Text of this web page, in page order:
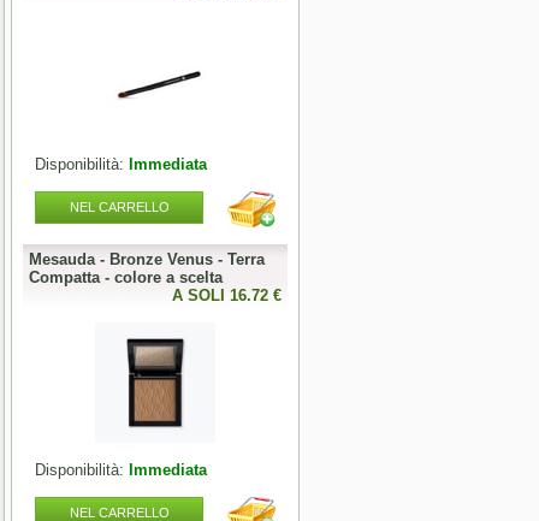
Disponibilità: Immediata
NEL CARRELLO
Mesauda - Bronze Venus - Terra
Compatta - colore a scelta
A SOLI 16.72 €
Disponibilità: Immediata
NEL CARRELLO